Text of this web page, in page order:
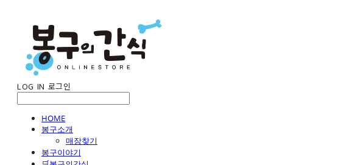
LOG IN 로그인
HOME
봉구소개
매장찾기
봉구이야기